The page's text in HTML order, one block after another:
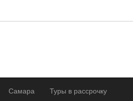
Самара Туры в рассрочку